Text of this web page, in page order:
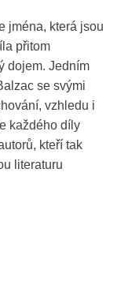
jména, která jsou
přitom
dojem. Jedním
se svými
vzhledu i
každého díly
kteří tak
literaturu